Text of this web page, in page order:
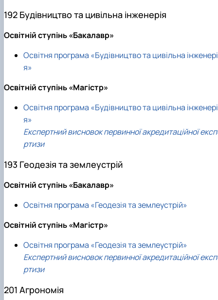
192 Будівництво та цивільна інженерія
Освітній ступінь «Бакалавр»
Освітня програма «Будівництво та цивільна інженері
я»
Освітній ступінь «Магістр»
Освітня програма «Будівництво та цивільна інженері
я»
Експертний висновок первинної акредитаційної
ртизи
193 Геодезія та землеустрій
Освітній ступінь «Бакалавр»
Освітня програма «Геодезія та землеустрій»
Освітній ступінь «Магістр»
Освітня програма «Геодезія та землеустрій»
Експертний висновок первинної акредитаційної
ртизи
201 Агрономія